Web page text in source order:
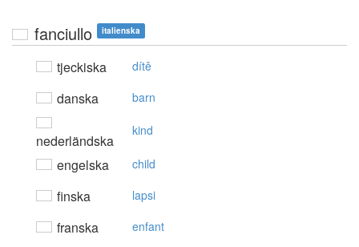
fanciullo italienska
tjeckiska dítě
danska barn
nederländska
kind
engelska child
finska lapsi
franska enfant